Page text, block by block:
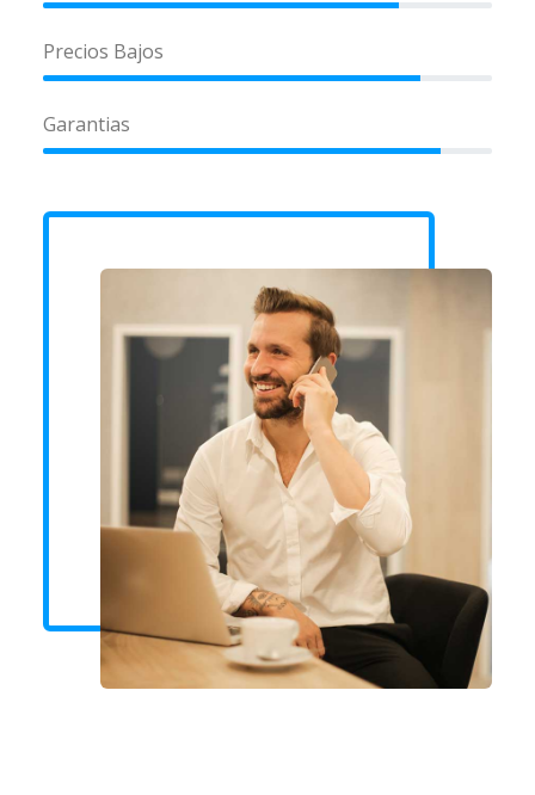
Precios Bajos
Garantias